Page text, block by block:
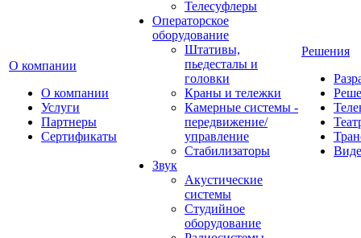
О компании
О компании
Услуги
Партнеры
Сертификаты
Телесуфлеры
Операторское
оборудование
Штативы,
пьедесталы и
головки
Краны и тележки
Камерные системы -
передвижение/
управление
Стабилизаторы
Звук
Акустические
системы
Студийное
оборудование
Решения